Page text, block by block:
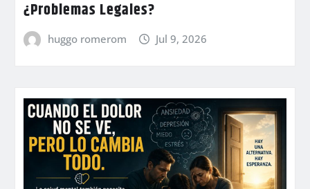
¿Problemas Legales?
huggo romerom Jul 9, 2026